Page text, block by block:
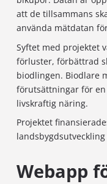
ansökan
e-post
telefon+358
Mer info finns på
Vi har skapat en
vid
Läs mer om våra
Här hittar du
färjorna som
att de tillsammans
använda mätdatan
Syftet med projektet
förluster, förbättrad
biodlingen. Biodlare
förutsättningar för
livskraftig näring.
Projektet
landsbygdsutveckling
Webapp